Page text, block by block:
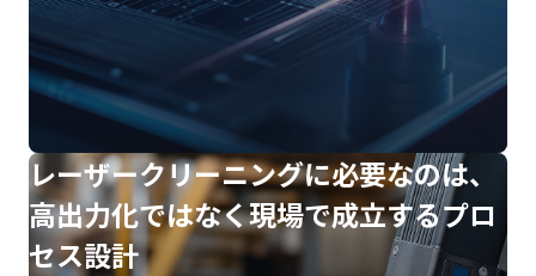
レーザークリーニングに必要なのは、
高出力化ではなく現場で成立するプロ
セス設計